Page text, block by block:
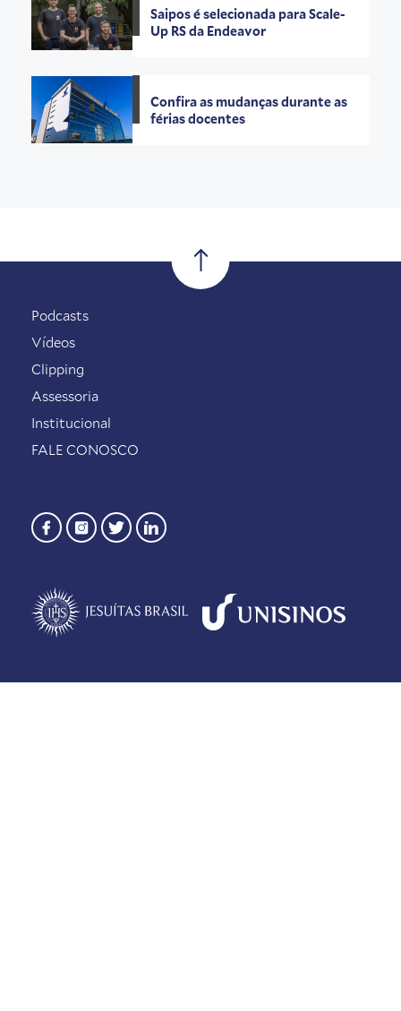
Saipos é selecionada para Scale-
Up RS da Endeavor
Confira as mudanças durante as
férias docentes
Podcasts
Vídeos
Clipping
Assessoria
Institucional
FALE CONOSCO